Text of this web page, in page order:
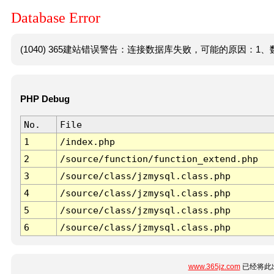
Database Error
(1040) 365建站错误警告：连接数据库失败，可能的原因：1
PHP Debug
No.
File
1
/index.php
2
/source/function/function_extend.php
3
/source/class/jzmysql.class.php
4
/source/class/jzmysql.class.php
5
/source/class/jzmysql.class.php
6
/source/class/jzmysql.class.php
www.365jz.com已经将此